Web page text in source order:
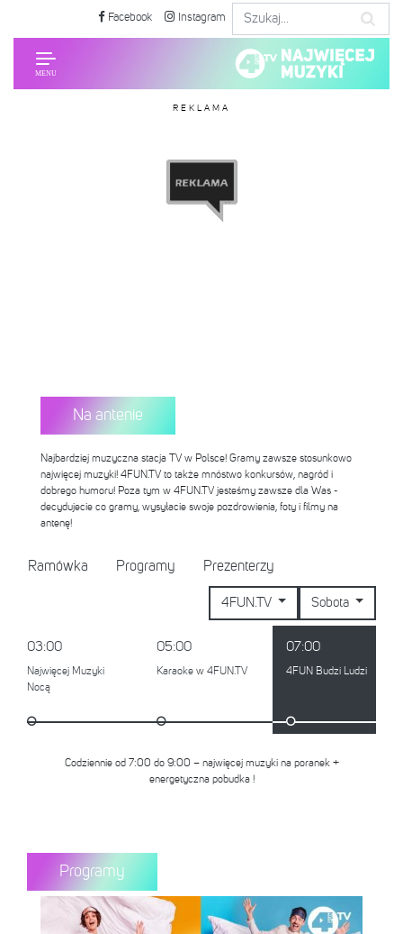
Facebook Instagram
REKLAMA
Na antenie
Najbardziej muzyczna stacja TV w Polsce! Gramy zawsze stosunkowo
najwięcej muzyki! 4FUN.TV to także mnóstwo konkursów, nagród i
dobrego humoru! Poza tym w 4FUN.TV jesteśmy zawsze dla Was -
decydujecie co gramy, wysyłacie swoje pozdrowienia, foty i filmy na
antenę!
Ramówka Programy Prezenterzy
4FUN.TV Sobota
03:00
Najwięcej Muzyki
Nocą
05:00
Karaoke w 4FUN.TV
07:00
4FUN Budzi Ludzi
Codziennie od 7:00 do 9:00 – najwięcej muzyki na poranek +
energetyczna pobudka !
Programy